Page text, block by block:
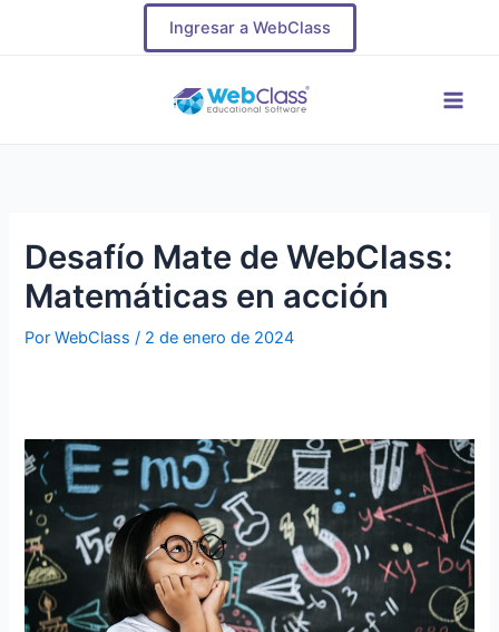
Ingresar a WebClass
Desafío Mate de WebClass:
Matemáticas en acción
PorWebClass/ 2 de enero de 2024
Navegación